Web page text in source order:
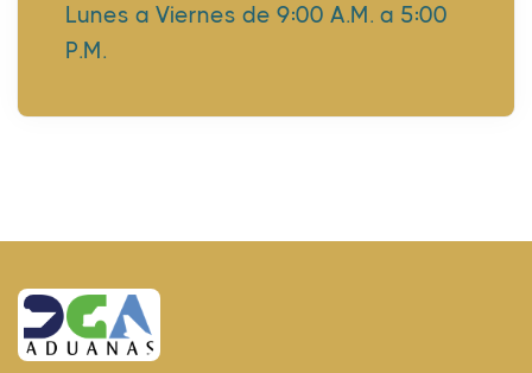
Lunes a Viernes de 9:00 A.M. a 5:00
P.M.